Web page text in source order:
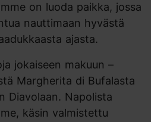
on luoda paikka, jossa
nauttimaan hyvästä
ajasta.
jokaiseen makuun –
Margherita di Bufalasta
Diavolaan. Napolista
käsin valmistettu